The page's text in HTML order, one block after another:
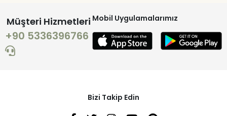
Müşteri Hizmetleri
+90 5336396766
Mobil Uygulamalarımız
Bizi Takip Edin